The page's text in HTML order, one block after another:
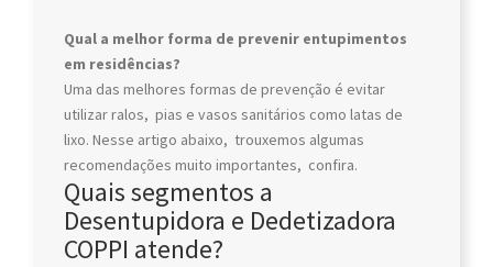
Qual a melhor forma de prevenir entupimentos
em residências?
Uma das melhores formas de prevenção é evitar
utilizar ralos, pias e vasos sanitários como latas de
lixo. Nesse artigo abaixo, trouxemos algumas
recomendações muito importantes, confira.
Quais segmentos a
Desentupidora e Dedetizadora
COPPI atende?